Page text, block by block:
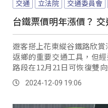
交通 立法院 交通委員會
台鐵票價明年漲價？
遊客搭上花東縱谷鐵路欣
返鄉的重要交通工具，但
路段在12月21日可恢復雙
員會上，立委鄭天財仍要求
2024-12-09 19:06